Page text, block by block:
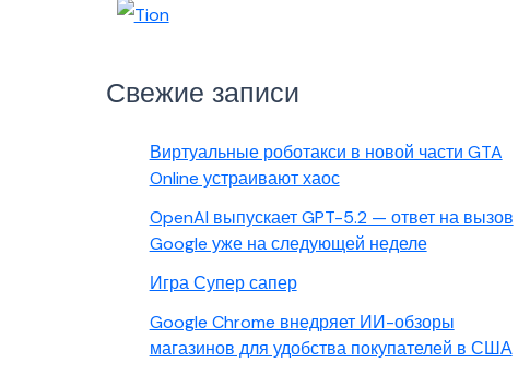
Свежие записи
Виртуальные роботакси в новой части GTA
Online устраивают хаос
OpenAI выпускает GPT-5.2 — ответ на вызов
Google уже на следующей неделе
Игра Супер сапер
Google Chrome внедряет ИИ-обзоры
магазинов для удобства покупателей в США